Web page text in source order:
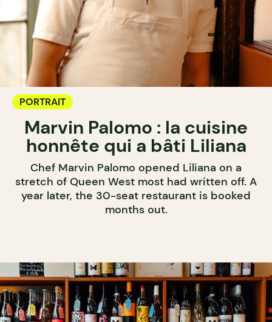
PORTRAIT
Marvin Palomo : la cuisine
honnête qui a bâti Liliana
Chef Marvin Palomo opened Liliana on a
stretch of Queen West most had written off. A
year later, the 30-seat restaurant is booked
months out.